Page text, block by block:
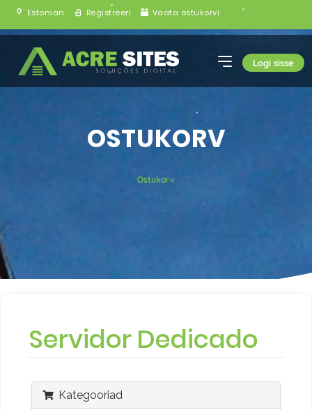
Estonian Registreeri Vaata ostukorvi
Logi sisse
OSTUKORV
Ostukorv
Servidor Dedicado
Kategooriad